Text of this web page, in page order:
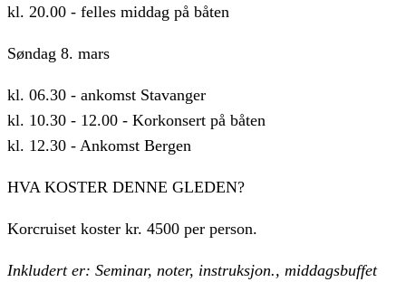
kl. 20.00 - felles middag på båten
​Søndag 8. mars
​kl. 06.30 - ankomst Stavanger
kl. 10.30 - 12.00 - Korkonsert på båten
kl. 12.30 - Ankomst Bergen
HVA KOSTER DENNE GLEDEN?
Korcruiset koster kr. 4500 per person.
Inkludert er: Seminar, noter, instruksjon., middagsbuffet